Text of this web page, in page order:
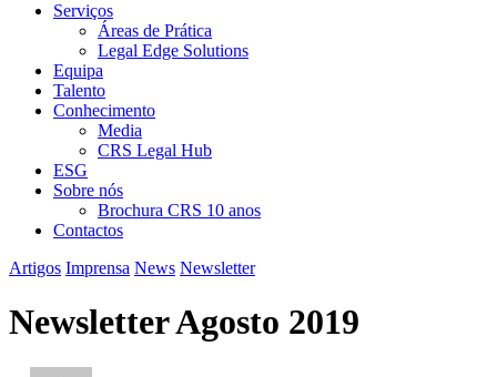
Serviços
Áreas de Prática
Legal Edge Solutions
Equipa
Talento
Conhecimento
Media
CRS Legal Hub
ESG
Sobre nós
Brochura CRS 10 anos
Contactos
Artigos Imprensa News Newsletter
Newsletter Agosto 2019